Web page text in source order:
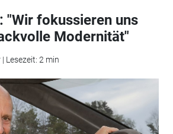
"Wir fokussieren uns
Modernität"
Lesezeit: 2 min